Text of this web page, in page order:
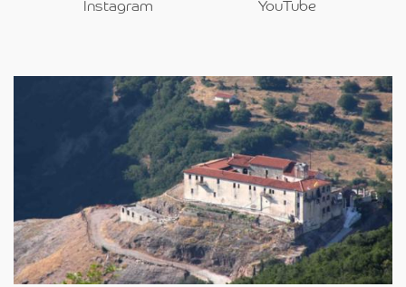
Instagram YouTube